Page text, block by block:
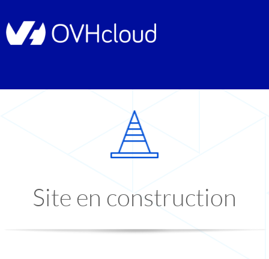
Site en construction